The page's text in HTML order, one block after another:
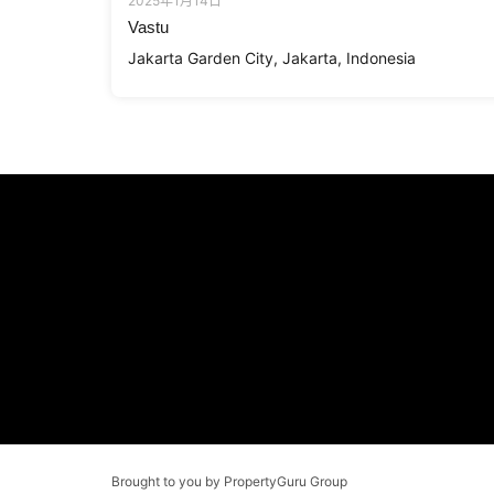
Vastu
Jakarta Garden City, Jakarta, Indonesia
Brought to you by PropertyGuru Group